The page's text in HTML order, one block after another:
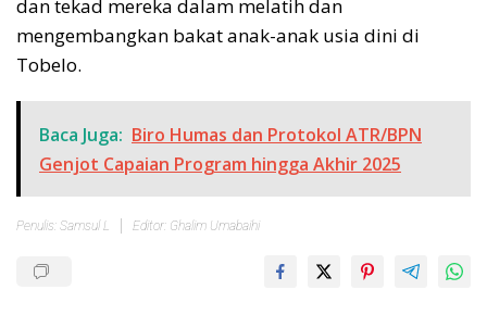
dan tekad mereka dalam melatih dan
mengembangkan bakat anak-anak usia dini di
Tobelo.
Baca Juga: Biro Humas dan Protokol ATR/BPN
Genjot Capaian Program hingga Akhir 2025
Penulis: Samsul L Editor: Ghalim Umabaihi